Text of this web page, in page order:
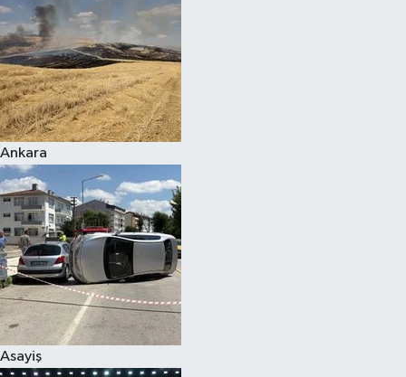
Ankara
Asayiş
Kültür Sanat
Sağlık
Siyaset
Teknoloji
Televizyon
Yaşam-Çevre